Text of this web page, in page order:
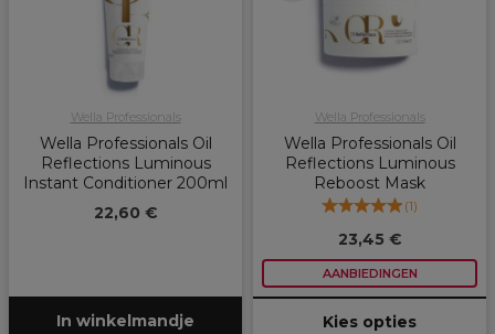
Wella Professionals
Wella Professionals Oil
Reflections Luminous
Instant Conditioner 200ml
22,60 €
In winkelmandje
Wella Professionals
Wella Professionals Oil
Reflections Luminous
Reboost Mask
(1)
23,45 €
AANBIEDINGEN
Kies opties